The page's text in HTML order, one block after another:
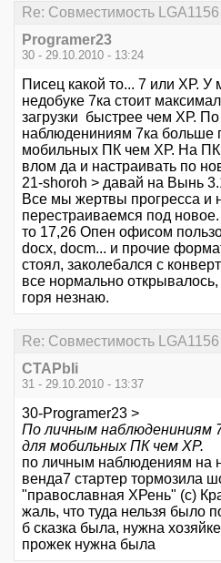
Re: Совместимость
Programer23
30 - 29.10.2010 - 13:24
Писец какой то... 7 или ХР. У
недобуке 7ка стоит
загрузки быстрее чем ХР.
наблюдениниям 7ка больше
мобильных ПК чем ХР. На ПК
влом да и настраивать по
21-shoroh > давай на Вынь
Все мы жертвы прогресса и
перестраиваемся под новое.
то 17,26 Опен офисом
docx, docm... и прочие
стоял, заколебался с
все нормально
горя незнаю.
Re: Совместимость
CTAPbIi
31 - 29.10.2010 - 13:37
30-Programer23 >
По личным наблюдениниям
для мобильных ПК чем ХР.
по личным наблюдениям на
венда7 стартер тормозила
"православная ХРень" (с)
жаль, что туда нельзя было
б сказка была, нужна
прожек нужна была